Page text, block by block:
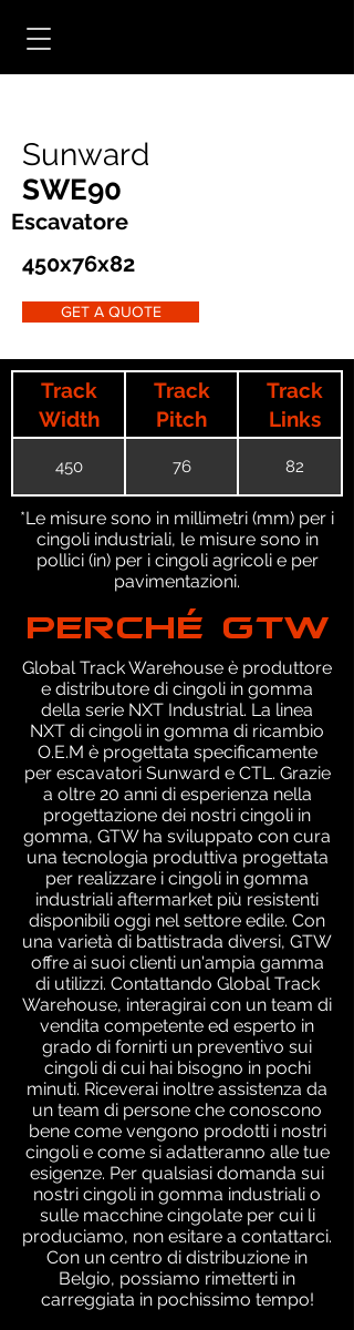
Sunward
SWE90
Escavatore
450x76x82
GET A QUOTE
Track
Width
Track
Pitch
Track
Links
450 76 82
*Le misure sono in millimetri (mm) per i
cingoli industriali, le misure sono in
pollici (in) per i cingoli agricoli e per
pavimentazioni.
PERCHÉ GTW
Global Track Warehouse è produttore
e distributore di cingoli in gomma
della serie NXT Industrial. La linea
NXT di cingoli in gomma di ricambio
O.E.M è progettata specificamente
per escavatori Sunward e CTL. Grazie
a oltre 20 anni di esperienza nella
progettazione dei nostri cingoli in
gomma, GTW ha sviluppato con cura
una tecnologia produttiva progettata
per realizzare i cingoli in gomma
industriali aftermarket più resistenti
disponibili oggi nel settore edile. Con
una varietà di battistrada diversi, GTW
offre ai suoi clienti un'ampia gamma
di utilizzi. Contattando Global Track
Warehouse, interagirai con un team di
vendita competente ed esperto in
grado di fornirti un preventivo sui
cingoli di cui hai bisogno in pochi
minuti. Riceverai inoltre assistenza da
un team di persone che conoscono
bene come vengono prodotti i nostri
cingoli e come si adatteranno alle tue
esigenze. Per qualsiasi domanda sui
nostri cingoli in gomma industriali o
sulle macchine cingolate per cui li
produciamo, non esitare a contattarci.
Con un centro di distribuzione in
Belgio, possiamo rimetterti in
carreggiata in pochissimo tempo!